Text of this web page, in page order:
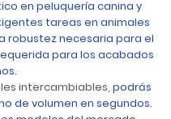
en peluquería canina y
tareas en animales
robustez necesaria para el
para los acabados
intercambiables, podrás
de volumen en segundos.